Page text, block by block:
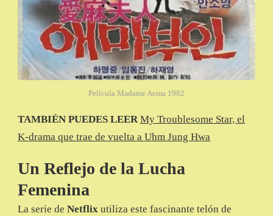
Película Madame Aema 1982
TAMBIÉN PUEDES LEER My Troublesome Star, el
K-drama que trae de vuelta a Uhm Jung Hwa
Un Reflejo de la Lucha
Femenina
La serie de Netflix utiliza este fascinante telón de